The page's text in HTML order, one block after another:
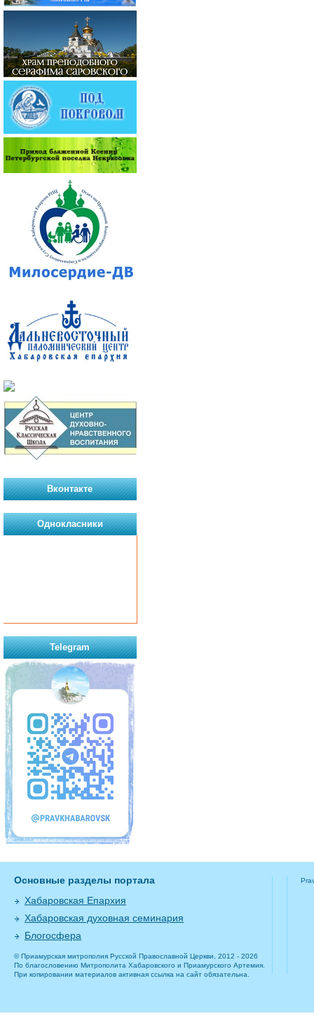
Вконтакте
Однокласники
Telegram
Основные разделы портала
Хабаровская Епархия
Хабаровская духовная семинария
Блогосфера
© Приамурская митрополия Русской Православной Церкви, 2012 - 2026
По благословению Митрополита Хабаровского и Приамурского Артемия.
При копировании материалов активная ссылка на сайт обязательна.